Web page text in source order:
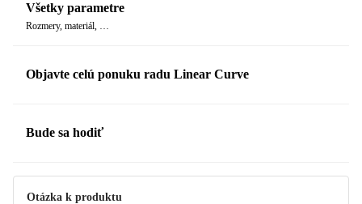
Všetky parametre
Rozmery, materiál, …
Objavte celú ponuku radu Linear Curve
Bude sa hodiť
Otázka k produktu